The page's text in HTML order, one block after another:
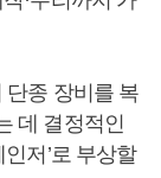
단종 장비를 복
데 결정적인
저’로 부상할